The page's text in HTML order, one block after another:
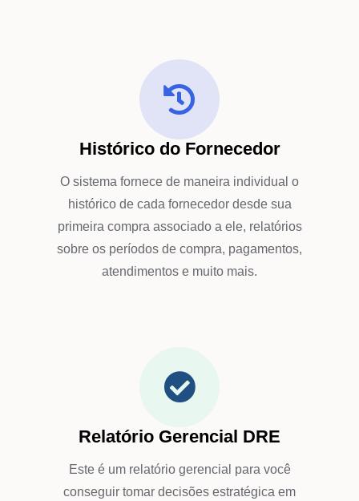
Histórico do Fornecedor
O sistema fornece de maneira individual o
histórico de cada fornecedor desde sua
primeira compra associado a ele, relatórios
sobre os períodos de compra, pagamentos,
atendimentos e muito mais.
Relatório Gerencial DRE
Este é um relatório gerencial para você
conseguir tomar decisões estratégica em